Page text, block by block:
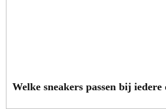
Welke sneakers passen bij